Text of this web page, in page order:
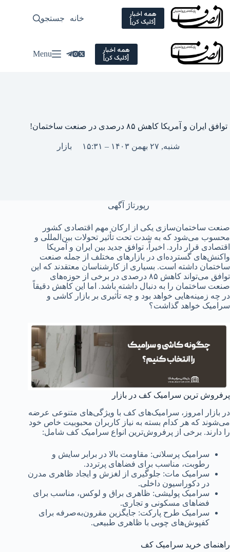
Skip
content
همه اخبار
[کلیک کن] خانه سیاسی
جستجو
همه اخبار
[کلیک کن] Menu
توافق ایران و آمریکا کاهش ۸۵ درصدی در صنعت ساختمان!
شنبه, ۲۷ بهمن ۱۴۰۳ – ۱۵:۳۱ بازار
رپورتاژ آگهی
صنعت ساختمان‌سازی یکی از ارکان مهم اقتصادی کشور
محسوب می‌شود که به شدت تحت تأثیر تحولات بین‌المللی و
اقتصادی قرار دارد. اخیراً، توافق جدید بین ایران و آمریکا
واکنش‌های گسترده‌ای در بازارهای مختلف از جمله صنعت
ساختمان داشته است. بسیاری از کارشناسان معتقدند که این
توافق می‌تواند کاهش ۸۵ درصدی در برخی از حوزه‌های
صنعت ساختمان را به دنبال داشته باشد. اما این کاهش دقیقاً
در چه زمینه‌هایی خواهد بود و چه تأثیری بر بازار کاشی و
سرامیک خواهد گذاشت؟
پرفروش ترین سرامیک کف در بازار
در بازار امروز، سرامیک‌های کف با ویژگی‌های متنوعی عرضه
می‌شوند که هر کدام بسته به نیاز کاربران محبوبیت خاص خود
را دارند. برخی از پرفروش‌ترین انواع سرامیک کف شامل:
سرامیک پرسلانی: مقاومت بالا در برابر سایش و
رطوبت، مناسب برای فضاهای پرتردد.
سرامیک مات: جلوگیری از لغزش و ایجاد ظاهری مدرن
در دکوراسیون داخلی.
سرامیک پولیشی: ظاهری براق و لوکس، مناسب برای
فضاهای مسکونی و تجاری.
سرامیک طرح پارکت: جایگزین مقرون‌به‌صرفه برای
کفپوش‌های چوبی با ظاهری طبیعی.
راهنمای خرید سرامیک کف